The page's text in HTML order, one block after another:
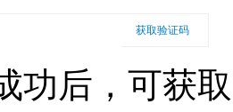
获取验证码
功后，可获